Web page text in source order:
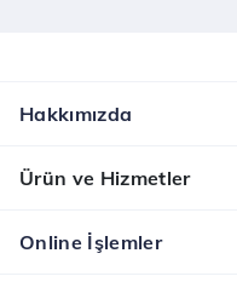
Hakkımızda
Ürün ve Hizmetler
Online İşlemler